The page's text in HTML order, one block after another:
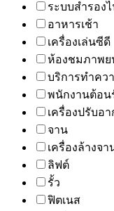
ระบบสำรองไ
อาหารเช้า
เครื่องเล่นซีดี
ห้องชมภาพย
บริการทำคว
พนักงานต้อน
เครื่องปรับอ
จาน
เครื่องล้างจา
ลิฟต์
รั้ว
ฟิตเนส